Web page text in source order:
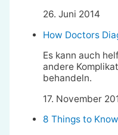
26. Juni 2014
How Doctors
Es kann auch
andere
behandeln.
17. November
8 Things to